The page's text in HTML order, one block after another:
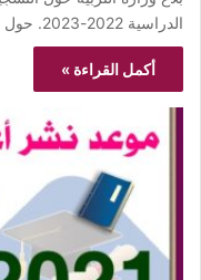
الدراسية 2022-2023. حول انطلاق عملية التسجيل عن بعد لتلاميذ…
أكمل القراءة »